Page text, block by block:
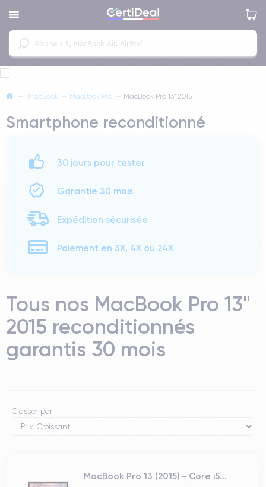
— MacBook — MacBook Pro — MacBook Pro 13" 2015
Smartphone reconditionné
30 jours pour tester
Garantie 30 mois
Expédition sécurisée
Paiement en 3X, 4X ou 24X
Tous nos MacBook Pro 13"
2015 reconditionnés
garantis 30 mois
Classer par
MacBook Pro 13 (2015) - Core i5...